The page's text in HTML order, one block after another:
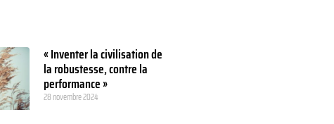
« Inventer la civilisation de
la robustesse, contre la
performance »
28 novembre 2024